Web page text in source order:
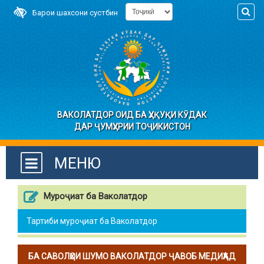
Барои шахсони сустбин
ВАКОЛАТДОР ОИД БА ҲУҚУҚИ КӮДАК
ДАР ҶУМҲУРИИ ТОҶИКИСТОН
МЕНЮ
Муроҷиат ба Ваколатдор
Тартиби муроҷиат ба Ваколатдор
БА САВОЛҲОИ ШУМО ВАКОЛАТДОР ҶАВОБ МЕДИҲАД